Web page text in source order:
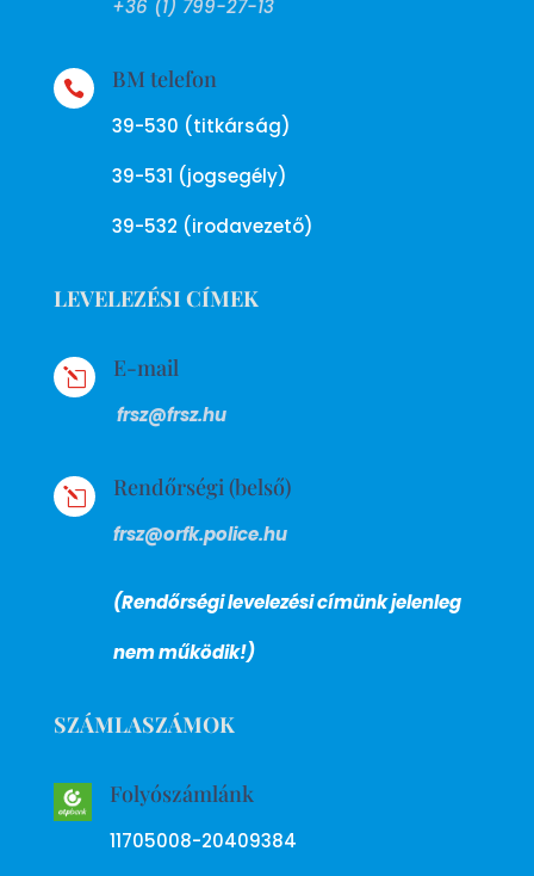
+36 (1) 799-27-13
 BM telefon
39-530 (titkárság)
39-531 (jogsegély)
39-532 (irodavezető)
LEVELEZÉSI CÍMEK
l E-mail
frsz@frsz.hu
l Rendőrségi (belső)
frsz@orfk.police.hu
(Rendőrségi levelezési címünk jelenleg
nem működik!)
SZÁMLASZÁMOK
Folyószámlánk
11705008-20409384